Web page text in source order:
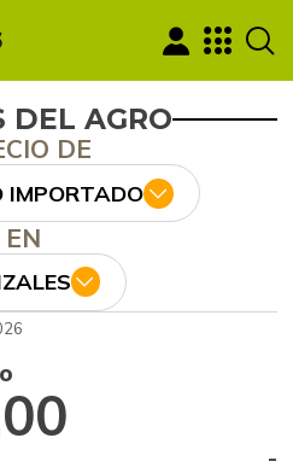
DEL AGRO
DE
IMPORTADO
EN
-